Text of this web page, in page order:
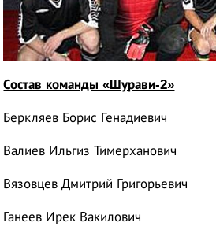
Состав команды «Шурави-2»
Беркляев Борис Генадиевич
Валиев Ильгиз Тимерханович
Вязовцев Дмитрий Григорьевич
Ганеев Ирек Вакилович